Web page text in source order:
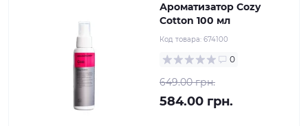
Ароматизатор Cozy
Cotton 100 мл
Код товара: 674100
0
649.00 грн.
584.00 грн.